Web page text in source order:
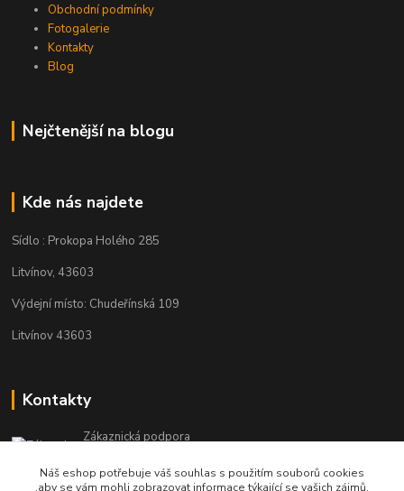
Obchodní podmínky
Fotogalerie
Kontakty
Blog
Nejčtenější na blogu
Kde nás najdete
Sídlo : Prokopa Holého 285
Litvínov, 43603
Výdejní místo: Chudeřínská 109
Litvínov 43603
Kontakty
Zákaznická podpora
(Po-Pá, 8-16 hod.)
Náš eshop potřebuje váš souhlas s použitím souborů cookies
,aby se vám mohli zobrazovat informace týkající se vašich zájmů.